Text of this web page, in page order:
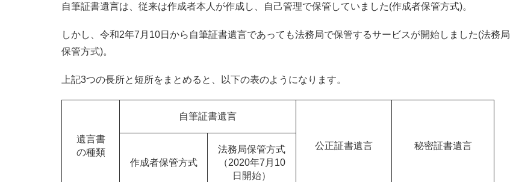
自筆証書遺言は、従来は作成者本人が作成し、自己管理で保管していました(作成者保管方式)。
しかし、令和2年7月10日から自筆証書遺言であっても法務局で保管するサービスが開始しました(法務局
保管方式)。
上記3つの長所と短所をまとめると、以下の表のようになります。
遺言書
の種類
自筆証書遺言
公正証書遺言
秘密証書遺言
作成者保管方式
法務局保管方式
（2020年7月10
日開始）